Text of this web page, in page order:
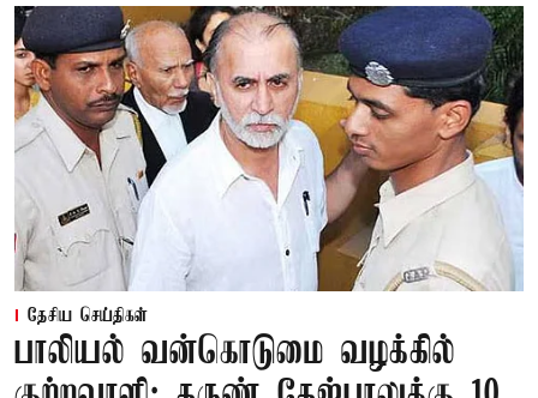
தேசிய செய்திகள்
பாலியல் வன்கொடுமை வழக்கில்